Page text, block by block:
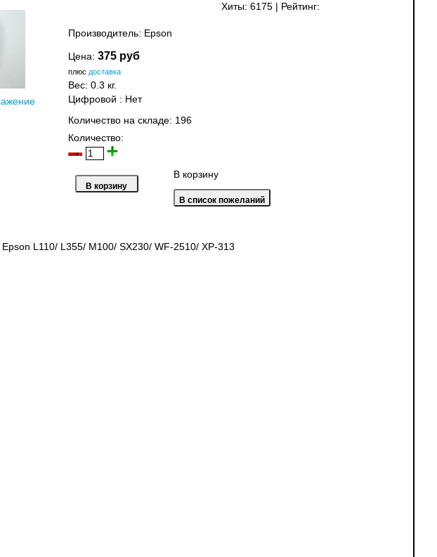
Хиты: 6175 Рейтинг:
Производитель: Epson
Цена: 375 руб
плюс доставка
Вес: 0.3 кг.
Цифровой : Нет
Количество на складе: 196
Количество:
В корзину
L110/ L355/ M100/ SX230/ WF-2510/ XP-313